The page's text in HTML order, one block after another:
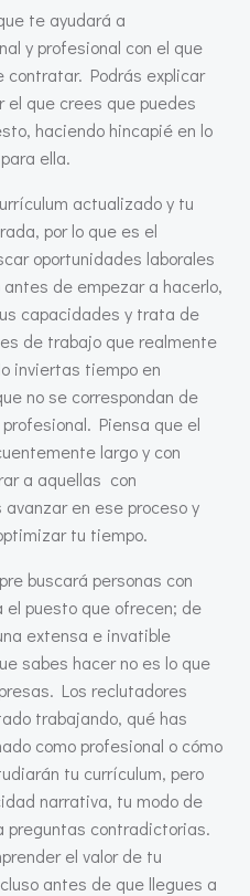
te ayudará a
y profesional con el que
contratar. Podrás explicar
el que crees que puedes
haciendo hincapié en lo
ella.
actualizado y tu
por lo que es el
oportunidades laborales
de empezar a hacerlo,
capacidades y trata de
de trabajo que realmente
inviertas tiempo en
no se correspondan de
Piensa que el
largo y con
a aquellas con
en ese proceso y
tu tiempo.
buscará personas con
puesto que ofrecen; de
extensa e invatible
sabes hacer no es lo que
Los reclutadores
trabajando, qué has
como profesional o cómo
tu currículum, pero
narrativa, tu modo de
preguntas contradictorias.
el valor de tu
antes de que llegues a